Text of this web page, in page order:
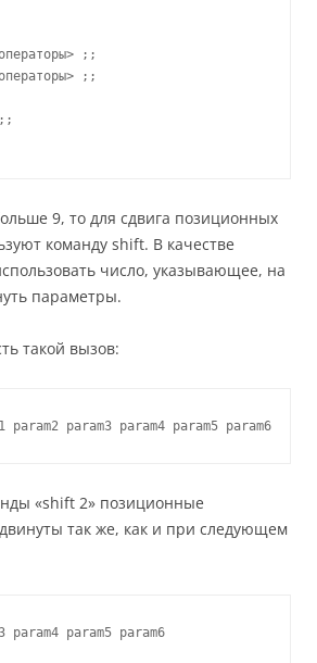
;;
;;
9, то для сдвига позиционных
команду shift. В качестве
число, указывающее, на
параметры.
такой вызов:
param3 param4 param5 param6
«shift 2» позиционные
так же, как и при следующем
param5 param6